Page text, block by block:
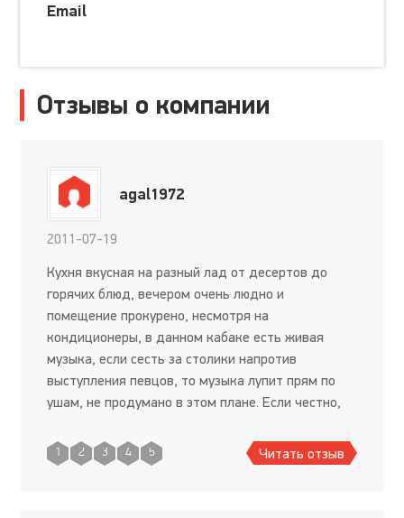
Email
Отзывы о компании
agal1972
2011-07-19
Кухня вкусная на разный лад от десертов до
горячих блюд, вечером очень людно и
помещение прокурено, несмотря на
кондиционеры, в данном кабаке есть живая
музыка, если сесть за столики напротив
выступления певцов, то музыка лупит прям по
ушам, не продумано в этом плане. Если честно,
1 2 3 4 5 Читать отзыв